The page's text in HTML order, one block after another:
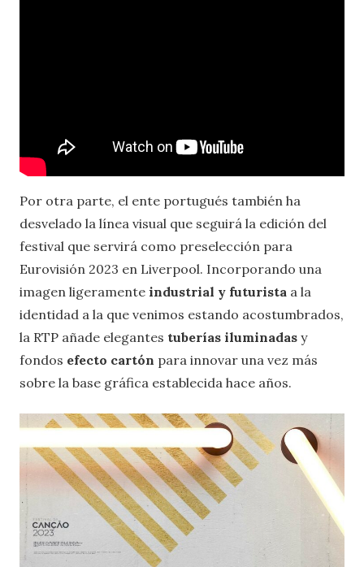
Por otra parte, el ente portugués también ha
desvelado la línea visual que seguirá la edición del
festival que servirá como preselección para
Eurovisión 2023 en Liverpool. Incorporando una
imagen ligeramente industrial y futurista a la
identidad a la que venimos estando acostumbrados,
la RTP añade elegantes tuberías iluminadas y
fondos efecto cartón para innovar una vez más
sobre la base gráfica establecida hace años.